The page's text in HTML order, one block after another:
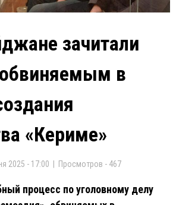
зачитали
в
«Кериме»
2025 - 17:00 | Просмотров - 467
процесс по уголовному делу